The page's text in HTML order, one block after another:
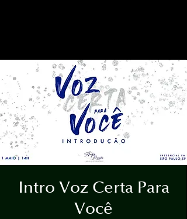
Intro Voz Certa Para
Você